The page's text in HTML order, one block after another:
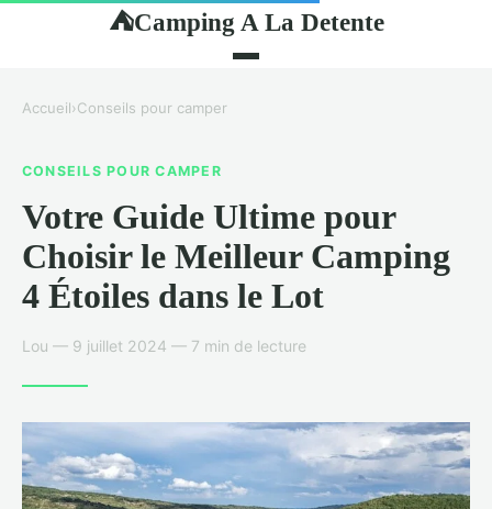
⛺Camping A La Detente
Accueil›Conseils pour camper
CONSEILS POUR CAMPER
Votre Guide Ultime pour
Choisir le Meilleur Camping
4 Étoiles dans le Lot
Lou — 9 juillet 2024 — 7 min de lecture